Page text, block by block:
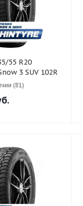
3 SUV 102R
(81)